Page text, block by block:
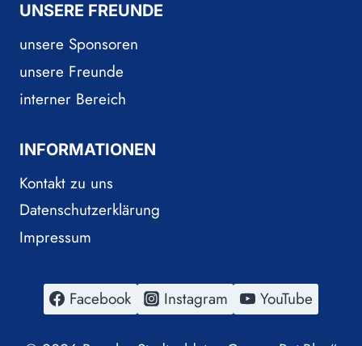
UNSERE FREUNDE
unsere Sponsoren
unsere Freunde
interner Bereich
INFORMATIONEN
Kontakt zu uns
Datenschutzerklärung
Impressum
Facebook Instagram YouTube